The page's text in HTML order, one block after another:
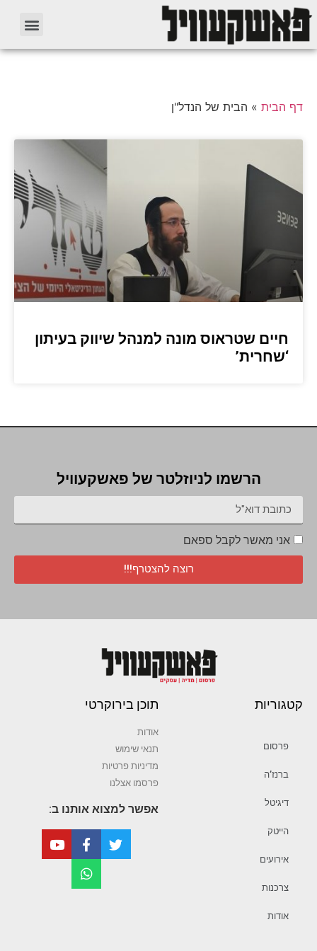
דף הבית » הבית של הנדל"ן
חיים שטראוס מונה למנהל שיווק בעיתון
‘שחרית’
הרשמו לניוזלטר של פאשקעוויל
אני מאשר לקבל ספאם
רוצה להצטרף!!!
קטגוריות
פרסום
ברנז’ה
דיגיטל
הייטק
אירועים
צרכנות
אודות
תוכן בירוקרטי
אודות
תנאי שימוש
מדיניות פרטיות
פרסמו אצלנו
אפשר למצוא אותנו ב: